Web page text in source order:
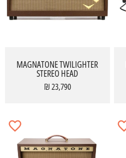
MAGNATONE TWILIGHTER
STEREO HEAD
23,790 ₪